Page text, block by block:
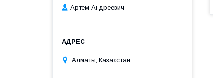
Артем Андреевич
Алматы, Казахстан